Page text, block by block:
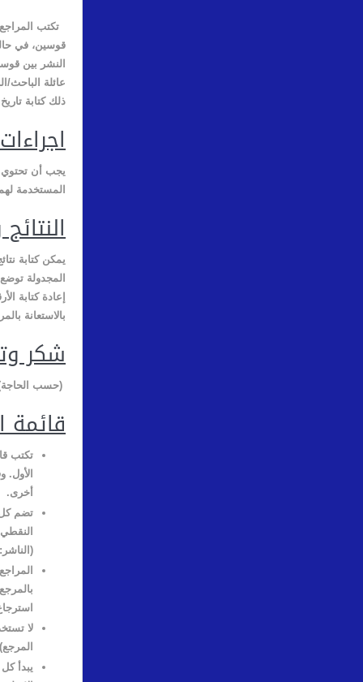
تكتب
قوسين، في
النشر بين
عائلة الباحث/
ذلك كتابة
يجب أن تحتوي
المستخدمة
يمكن كتابة
المجدولة
إعادة كتابة
بالاستعانة
شكر
(حسب الحاجة)
قائمة
تكتب
الأول.
أخرى.
تضم كل
لا
يبدأ